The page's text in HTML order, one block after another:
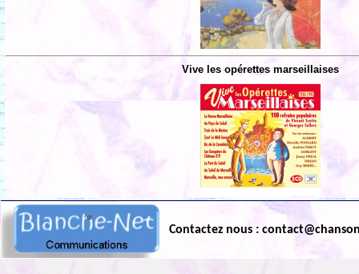
Vive les opérettes marseillaises
Contactez nous :